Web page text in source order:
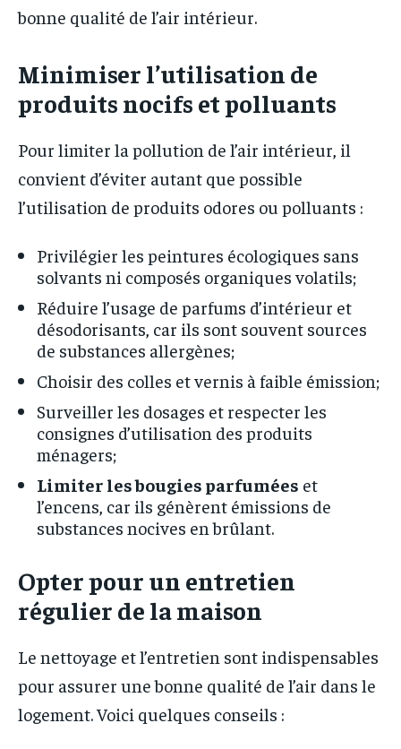
bonne qualité de l’air intérieur.
Minimiser l’utilisation de
produits nocifs et polluants
Pour limiter la pollution de l’air intérieur, il
convient d’éviter autant que possible
l’utilisation de produits odores ou polluants :
Privilégier les peintures écologiques sans
solvants ni composés organiques volatils;
Réduire l’usage de parfums d’intérieur et
désodorisants, car ils sont souvent sources
de substances allergènes;
Choisir des colles et vernis à faible émission;
Surveiller les dosages et respecter les
consignes d’utilisation des produits
ménagers;
Limiter les bougies parfumées et
l’encens, car ils génèrent émissions de
substances nocives en brûlant.
Opter pour un entretien
régulier de la maison
Le nettoyage et l’entretien sont indispensables
pour assurer une bonne qualité de l’air dans le
logement. Voici quelques conseils :